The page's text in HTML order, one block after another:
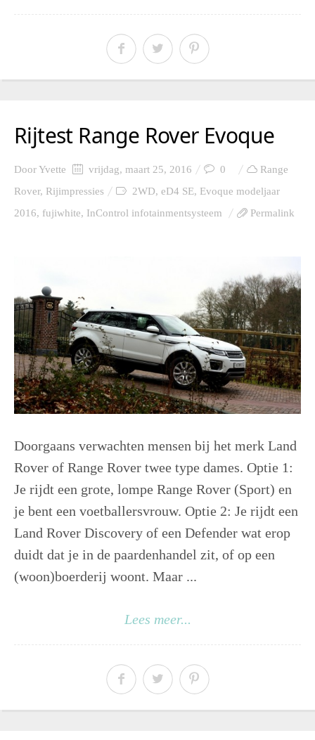
Rijtest Range Rover Evoque
DoorYvette vrijdag, maart 25, 2016 0
Range
Rover, Rijimpressies 2WD, eD4 SE, Evoque modeljaar
2016, fujiwhite, InControl infotainmentsysteem Permalink
Doorgaans verwachten mensen bij het merk Land
Rover of Range Rover twee type dames. Optie 1:
Je rijdt een grote, lompe Range Rover (Sport) en
je bent een voetballersvrouw. Optie 2: Je rijdt een
Land Rover Discovery of een Defender wat erop
duidt dat je in de paardenhandel zit, of op een
(woon)boerderij woont. Maar ...
Lees meer...